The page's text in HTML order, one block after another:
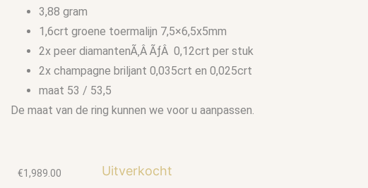
3,88 gram
1,6crt groene toermalijn 7,5×6,5x5mm
2x peer diamantenÃ‚Â ÃƒÂ 0,12crt per stuk
2x champagne briljant 0,035crt en 0,025crt
maat 53 / 53,5
De maat van de ring kunnen we voor u aanpassen.
€1,989.00 Uitverkocht